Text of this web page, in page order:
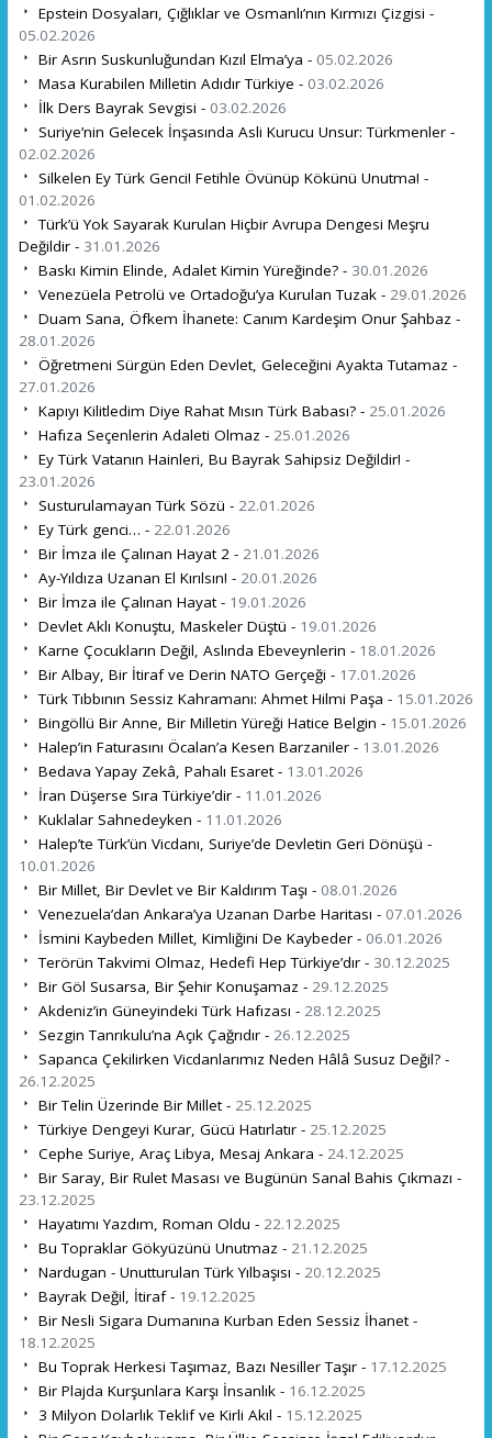
Epstein Dosyaları, Çığlıklar ve Osmanlı’nın Kırmızı Çizgisi -
05.02.2026
Bir Asrın Suskunluğundan Kızıl Elma’ya - 05.02.2026
Masa Kurabilen Milletin Adıdır Türkiye - 03.02.2026
İlk Ders Bayrak Sevgisi - 03.02.2026
Suriye’nin Gelecek İnşasında Asli Kurucu Unsur: Türkmenler -
02.02.2026
Silkelen Ey Türk Genci! Fetihle Övünüp Kökünü Unutma! -
01.02.2026
Türk’ü Yok Sayarak Kurulan Hiçbir Avrupa Dengesi Meşru
Değildir - 31.01.2026
Baskı Kimin Elinde, Adalet Kimin Yüreğinde? - 30.01.2026
Venezüela Petrolü ve Ortadoğu’ya Kurulan Tuzak - 29.01.2026
Duam Sana, Öfkem İhanete: Canım Kardeşim Onur Şahbaz -
28.01.2026
Öğretmeni Sürgün Eden Devlet, Geleceğini Ayakta Tutamaz -
27.01.2026
Kapıyı Kilitledim Diye Rahat Mısın Türk Babası? - 25.01.2026
Hafıza Seçenlerin Adaleti Olmaz - 25.01.2026
Ey Türk Vatanın Hainleri, Bu Bayrak Sahipsiz Değildir! -
23.01.2026
Susturulamayan Türk Sözü - 22.01.2026
Ey Türk genci… - 22.01.2026
Bir İmza ile Çalınan Hayat 2 - 21.01.2026
Ay-Yıldıza Uzanan El Kırılsın! - 20.01.2026
Bir İmza ile Çalınan Hayat - 19.01.2026
Devlet Aklı Konuştu, Maskeler Düştü - 19.01.2026
Karne Çocukların Değil, Aslında Ebeveynlerin - 18.01.2026
Bir Albay, Bir İtiraf ve Derin NATO Gerçeği - 17.01.2026
Türk Tıbbının Sessiz Kahramanı: Ahmet Hilmi Paşa - 15.01.2026
Bingöllü Bir Anne, Bir Milletin Yüreği Hatice Belgin - 15.01.2026
Halep’in Faturasını Öcalan’a Kesen Barzaniler - 13.01.2026
Bedava Yapay Zekâ, Pahalı Esaret - 13.01.2026
İran Düşerse Sıra Türkiye’dir - 11.01.2026
Kuklalar Sahnedeyken - 11.01.2026
Halep’te Türk’ün Vicdanı, Suriye’de Devletin Geri Dönüşü -
10.01.2026
Bir Millet, Bir Devlet ve Bir Kaldırım Taşı - 08.01.2026
Venezuela’dan Ankara’ya Uzanan Darbe Haritası - 07.01.2026
İsmini Kaybeden Millet, Kimliğini De Kaybeder - 06.01.2026
Terörün Takvimi Olmaz, Hedefi Hep Türkiye’dır - 30.12.2025
Bir Göl Susarsa, Bir Şehir Konuşamaz - 29.12.2025
Akdeniz’in Güneyindeki Türk Hafızası - 28.12.2025
Sezgin Tanrıkulu’na Açık Çağrıdır - 26.12.2025
Sapanca Çekilirken Vicdanlarımız Neden Hâlâ Susuz Değil? -
26.12.2025
Bir Telin Üzerinde Bir Millet - 25.12.2025
Türkiye Dengeyi Kurar, Gücü Hatırlatır - 25.12.2025
Cephe Suriye, Araç Libya, Mesaj Ankara - 24.12.2025
Bir Saray, Bir Rulet Masası ve Bugünün Sanal Bahis Çıkmazı -
23.12.2025
Hayatımı Yazdım, Roman Oldu - 22.12.2025
Bu Topraklar Gökyüzünü Unutmaz - 21.12.2025
Nardugan - Unutturulan Türk Yılbaşısı - 20.12.2025
Bayrak Değil, İtiraf - 19.12.2025
Bir Nesli Sigara Dumanına Kurban Eden Sessiz İhanet -
18.12.2025
Bu Toprak Herkesi Taşımaz, Bazı Nesiller Taşır - 17.12.2025
Bir Plajda Kurşunlara Karşı İnsanlık - 16.12.2025
3 Milyon Dolarlık Teklif ve Kirli Akıl - 15.12.2025